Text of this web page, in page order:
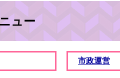
ュー
市政運営